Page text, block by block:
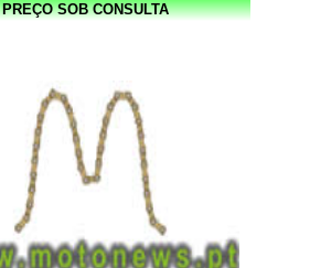
PREÇO SOB CONSULTA